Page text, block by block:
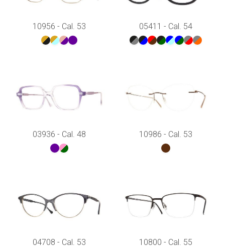
10956 - Cal. 53 05411 - Cal. 54
03936 - Cal. 48 10986 - Cal. 53
04708 - Cal. 53 10800 - Cal. 55